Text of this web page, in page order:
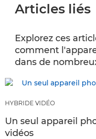
Articles liés
Explorez ces
comment
dans de
HYBRIDE VIDÉO
Un seul appareil
vidéos